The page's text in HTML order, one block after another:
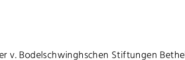
v. Bodelschwinghschen Stiftungen